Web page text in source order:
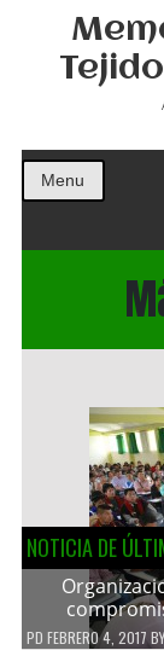
Menu
NOTICIA DE
PD FEBRERO 4, 2017